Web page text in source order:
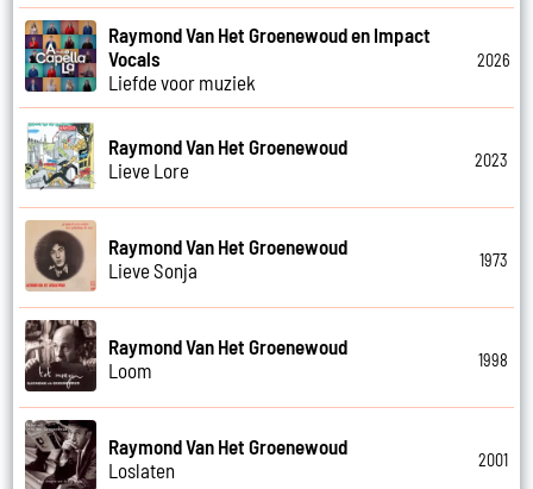
Raymond Van Het Groenewoud en Impact
Vocals
Liefde voor muziek
2026
Raymond Van Het Groenewoud
Lieve Lore
2023
Raymond Van Het Groenewoud
Lieve Sonja
1973
Raymond Van Het Groenewoud
Loom
1998
Raymond Van Het Groenewoud
Loslaten
2001